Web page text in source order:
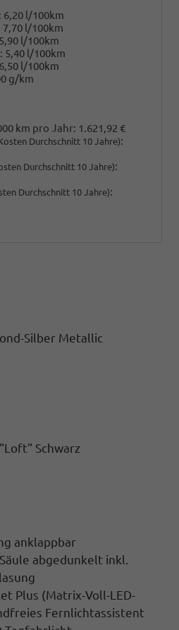
6,20 l/100km
7,70 l/100km
5,90 l/100km
5,40 l/100km
6,50 l/100km
g/km
km pro Jahr: 1.621,92 €
Durchschnitt 10 Jahre):
Durchschnitt 10 Jahre):
Durchschnitt 10 Jahre):
Silber Metallic
Schwarz
anklappbar
abgedunkelt inkl.
Plus (Matrix-Voll-LED-
Fernlichtassistent